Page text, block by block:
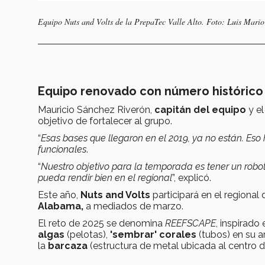
Equipo Nuts and Volts de la PrepaTec Valle Alto. Foto: Luis
Equipo renovado con número
Mauricio Sánchez Riverón, capitán del equipo y
objetivo de fortalecer al grupo.
“Esas bases que llegaron en el 2019, ya no están.
funcionales.
“Nuestro objetivo para la temporada es tener un
pueda rendir bien en el regional”, explicó.
Este año, Nuts and Volts participará en el regional
Alabama, a mediados de marzo.
El reto de 2025 se denomina REEFSCAPE, inspirado
algas (pelotas), 'sembrar' corales (tubos) en su
la barcaza (estructura de metal ubicada al centro